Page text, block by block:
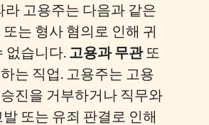
라 고용주는 다음과 같은
는 형사 혐의로 인해 귀
없습니다.고용과 무관또
는 직업. 고용주는 고용
진을 거부하거나 직무와
또는 유죄 판결로 인해